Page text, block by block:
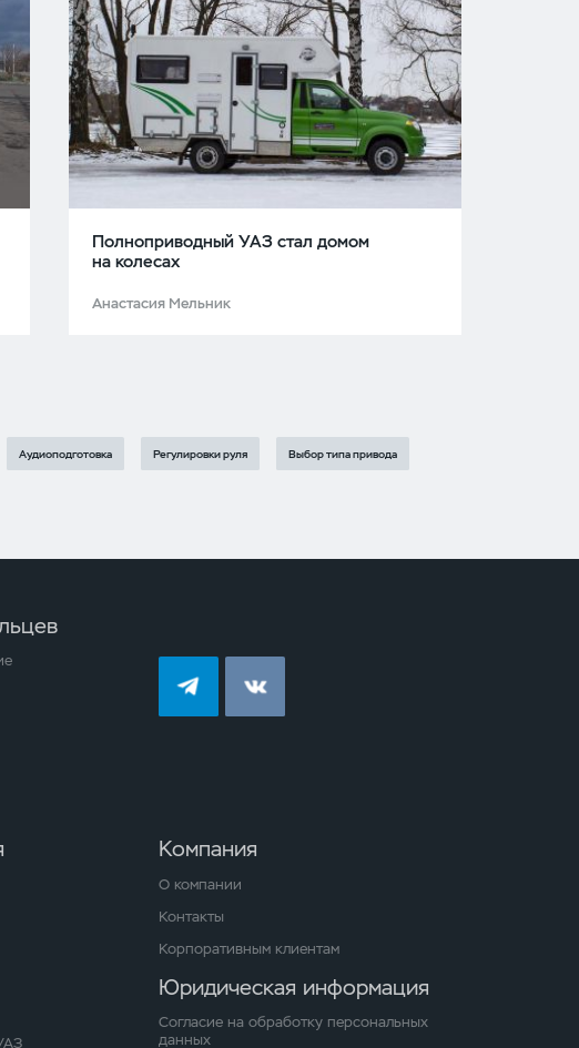
Полноприводный УАЗ стал домом
на колесах
Анастасия Мельник
Аудиоподготовка Регулировки руля Выбор типа привода
Компания
О компании
Контакты
Корпоративным клиентам
Юридическая информация
Согласие на обработку персональных
данных